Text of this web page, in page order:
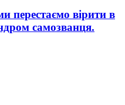
перестаємо вірити в
самозванця.